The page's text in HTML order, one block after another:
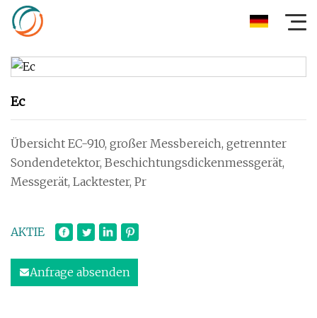
Ec
Übersicht EC-910, großer Messbereich, getrennter
Sondendetektor, Beschichtungsdickenmessgerät,
Messgerät, Lacktester, Pr
AKTIE
Anfrage absenden